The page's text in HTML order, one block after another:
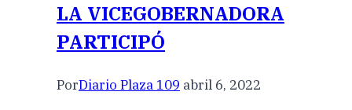
LA VICEGOBERNADORA
PARTICIPÓ
PorDiario Plaza 109 abril 6, 2022